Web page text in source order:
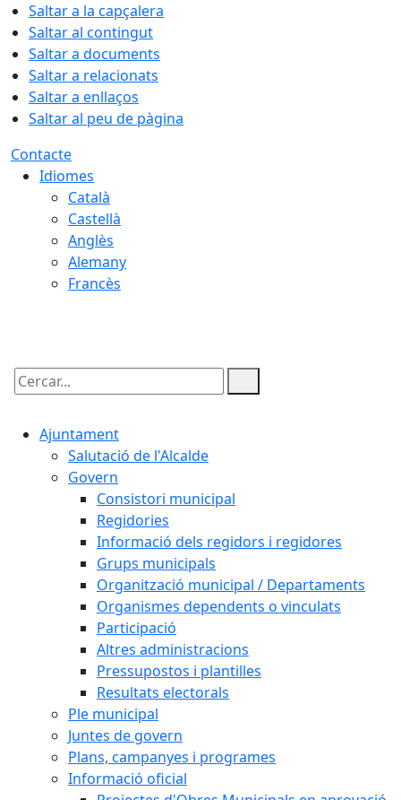
Saltar a la capçalera
Saltar al contingut
Saltar a documents
Saltar a relacionats
Saltar a enllaços
Saltar al peu de pàgina
Contacte
Idiomes
Català
Castellà
Anglès
Alemany
Francès
Cercar:
Ajuntament
Salutació de l'Alcalde
Govern
Consistori municipal
Regidories
Informació dels regidors i regidores
Grups municipals
Organització municipal / Departaments
Organismes dependents o vinculats
Participació
Altres administracions
Pressupostos i plantilles
Resultats electorals
Ple municipal
Juntes de govern
Plans, campanyes i programes
Informació oficial